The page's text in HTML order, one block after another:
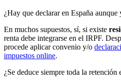
¿Hay que declarar en España aunque
En muchos supuestos, sí, si existe
renta debe integrarse en el IRPF.
procede aplicar convenio y/o
impuestos online.
¿Se deduce siempre toda la retención